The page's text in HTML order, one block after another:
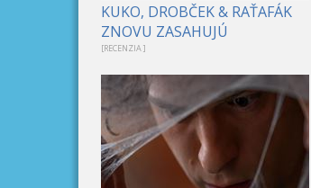
KUKO, DROBČEK & RAŤAFÁK
ZNOVU ZASAHUJÚ
[RECENZIA ]